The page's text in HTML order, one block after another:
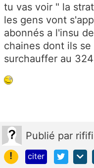
tu vas voir " la
les gens vont
abonnés a l'insu
chaines dont ils
surchauffer au
Publié par rififi
!
citer